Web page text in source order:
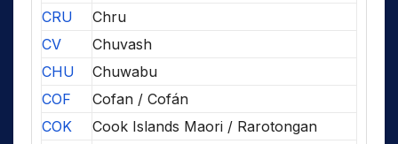
CRU
Chru
CV
Chuvash
CHU
Chuwabu
COF
Cofan / Cofán
COK
Cook Islands Maori / Rarotongan